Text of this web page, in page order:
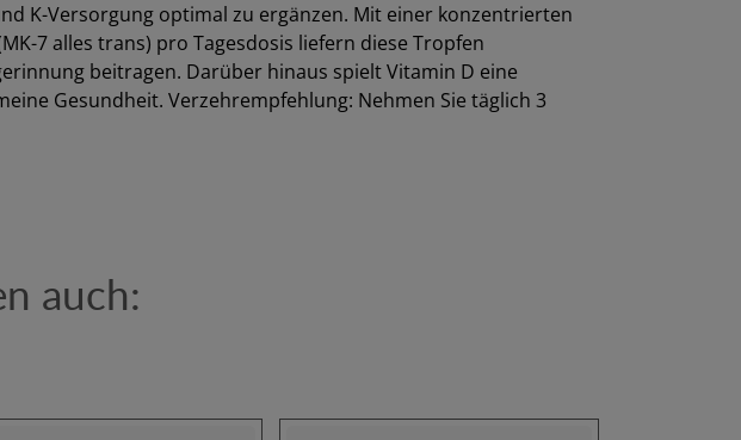
K-Versorgung optimal zu ergänzen. Mit einer konzentrierten
7 alles trans) pro Tagesdosis liefern diese Tropfen
beitragen. Darüber hinaus spielt Vitamin D eine
Gesundheit. Verzehrempfehlung: Nehmen Sie täglich 3
auch: